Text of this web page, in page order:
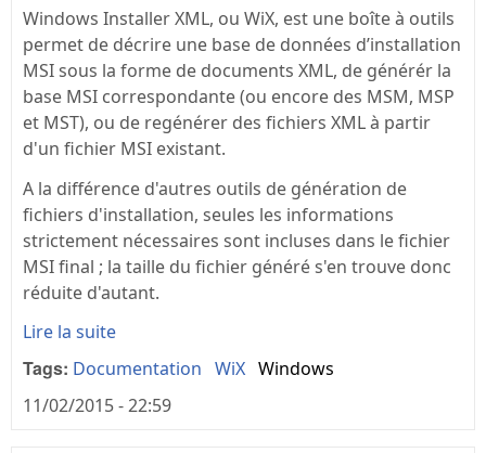
Windows Installer XML, ou WiX, est une boîte à outils
permet de décrire une base de données d’installation
MSI sous la forme de documents XML, de générér la
base MSI correspondante (ou encore des MSM, MSP
et MST), ou de regénérer des fichiers XML à partir
d'un fichier MSI existant.
A la différence d'autres outils de génération de
fichiers d'installation, seules les informations
strictement nécessaires sont incluses dans le fichier
MSI final ; la taille du fichier généré s'en trouve donc
réduite d'autant.
Lire la suite
Tags: Documentation WiX Windows
11/02/2015 - 22:59